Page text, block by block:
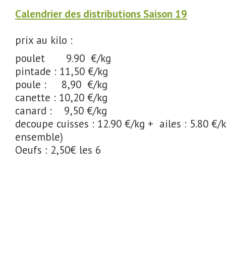
Calendrier des distributions Saison 19
prix au kilo :
poulet 9.90 €/kg
pintade : 11,50 €/kg
poule : 8,90 €/kg
canette : 10,20 €/kg
canard : 9,50 €/kg
decoupe cuisses : 12.90 €/kg + ailes : 5.80 €/
ensemble)
Oeufs : 2,50€ les 6